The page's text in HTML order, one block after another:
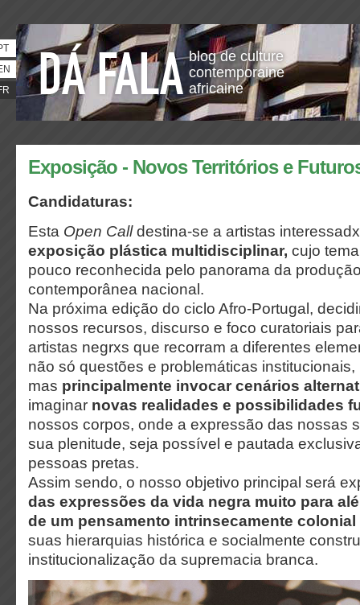
blog de culture
contemporaine
africaine
Exposição - Novos Territórios e
Candidaturas:
Esta Open Calldestina-se a artistas
exposição plástica multidisciplinar, cujo
pouco reconhecida pelo panorama da
contemporânea nacional.
Na próxima edição do ciclo Afro-Portugal,
nossos recursos, discurso e foco curatoriais
artistas negrxs que recorram a diferentes
não só questões e problemáticas institucionais,
mas principalmente invocar cenários
imaginar novas realidades e possibilidades
nossos corpos, onde a expressão das nossas
sua plenitude, seja possível e pautada
pessoas pretas.
Assim sendo, o nosso objetivo principal será
das expressões da vida negra muito para
de um pensamento intrinsecamente colonial
suas hierarquias histórica e socialmente
institucionalização da supremacia branca.